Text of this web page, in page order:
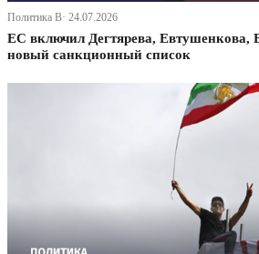
Политика В· 24.07.2026
ЕС включил Дегтярева, Евтушенкова,
новый санкционный список